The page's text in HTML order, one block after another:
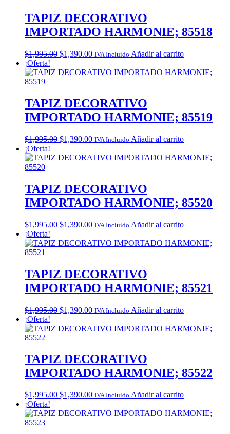
TAPIZ DECORATIVO
IMPORTADO HARMONIE; 85518
$1,995.00 Original
was:
$1,390.00Current
is:
IVA Incluido Añadir al carrito
¡Oferta!
TAPIZ DECORATIVO
IMPORTADO HARMONIE; 85519
$1,995.00 Original
was:
$1,390.00Current
is:
IVA Incluido Añadir al carrito
¡Oferta!
TAPIZ DECORATIVO
IMPORTADO HARMONIE; 85520
$1,995.00 Original
was:
$1,390.00Current
is:
IVA Incluido Añadir al carrito
¡Oferta!
TAPIZ DECORATIVO
IMPORTADO HARMONIE; 85521
$1,995.00 Original
was:
$1,390.00Current
is:
IVA Incluido Añadir al carrito
¡Oferta!
TAPIZ DECORATIVO
IMPORTADO HARMONIE; 85522
$1,995.00 Original
was:
$1,390.00Current
is:
IVA Incluido Añadir al carrito
¡Oferta!